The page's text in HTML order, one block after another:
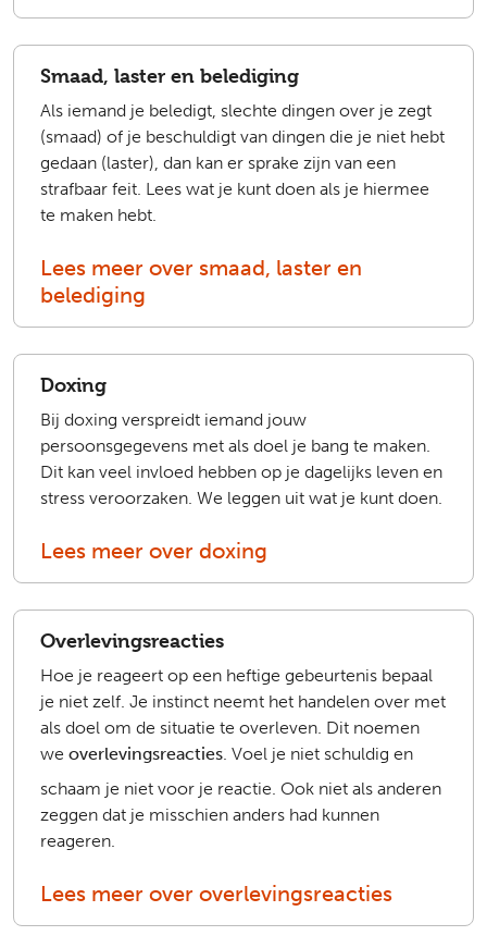
Smaad, laster en belediging
Als iemand je beledigt, slechte dingen over je zegt
(smaad) of je beschuldigt van dingen die je niet hebt
gedaan (laster), dan kan er sprake zijn van een
strafbaar feit. Lees wat je kunt doen als je hiermee
te maken hebt.
Lees meer over smaad, laster en
belediging
Doxing
Bij doxing verspreidt iemand jouw
persoonsgegevens met als doel je bang te maken.
Dit kan veel invloed hebben op je dagelijks leven en
stress veroorzaken. We leggen uit wat je kunt doen.
Lees meer over doxing
Overlevingsreacties
Hoe je reageert op een heftige gebeurtenis bepaal
je niet zelf. Je instinct neemt het handelen over met
als doel om de situatie te overleven. Dit noemen
we overlevingsreacties . Voel je niet schuldig en
schaam je niet voor je reactie. Ook niet als anderen
zeggen dat je misschien anders had kunnen
reageren.
Lees meer over overlevingsreacties